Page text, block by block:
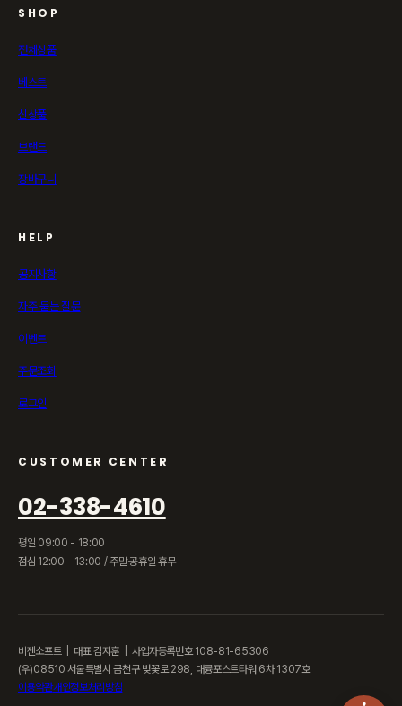
SHOP
전체상품
베스트
신상품
브랜드
장바구니
HELP
공지사항
자주 묻는 질문
이벤트
주문조회
로그인
CUSTOMER CENTER
02-338-4610
평일 09:00 - 18:00
점심 12:00 - 13:00 / 주말·공휴일 휴무
비젠소프트 | 대표 김지훈 | 사업자등록번호 108-81-65306
(우)08510 서울특별시 금천구 벚꽃로 298, 대륭포스트타워 6차 1307호
이용약관개인정보처리방침